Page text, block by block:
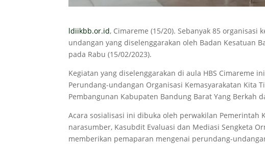
ldiikbb.or.id, Cimareme (15/20). Sebanyak 85
undangan yang diselenggarakan oleh Badan Kesatuan
pada Rabu (15/02/2023).
Kegiatan yang diselenggarakan di aula HBS Cimareme
Perundang-undangan Organisasi Kemasyarakatan Kita
Pembangunan Kabupaten Bandung Barat Yang Berkah
Acara sosialisasi ini dibuka oleh perwakilan Pemerintah
narasumber, Kasubdit Evaluasi dan Mediasi Sengketa
memberikan pemaparan mengenai perundang-